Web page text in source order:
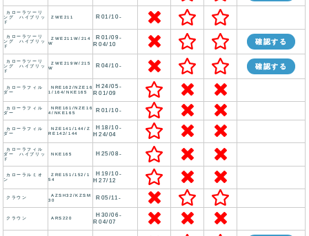
カローラツーリ
ング ハイブリッ
ド
ZWE211 R01/10-
カローラツーリ
ング ハイブリッ
ド
ZWE211W/214
W
R01/09-
R04/10
確認する
カローラツーリ
ング ハイブリッ
ド
ZWE219W/215
W
R04/10- 確認する
カローラフィル
ダー
NRE162/NZE16
1/164/NKE165
H24/05-
R01/09
カローラフィル
ダー
NRE161/NZE16
4/NKE165
R01/10-
カローラフィル
ダー
NZE141/144/Z
RE142/144
H18/10-
H24/04
カローラフィル
ダー ハイブリッ
ド
NKE165 H25/08-
カローラルミオ
ン
ZRE151/152/1
54
H19/10-
H27/12
クラウン
AZSH32/KZSM
30
R05/11-
クラウン ARS220
H30/06-
R04/07